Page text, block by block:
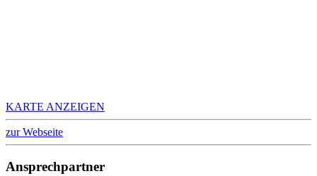
KARTE ANZEIGEN
zur Webseite
Ansprechpartner